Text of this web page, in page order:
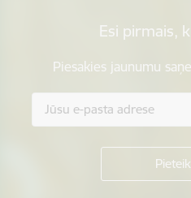
Esi pirmais,
Piesakies jaunumu